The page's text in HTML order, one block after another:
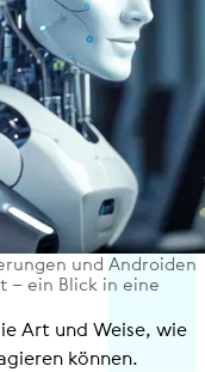
und Androiden
– ein Blick in eine
Art und Weise, wie
können.